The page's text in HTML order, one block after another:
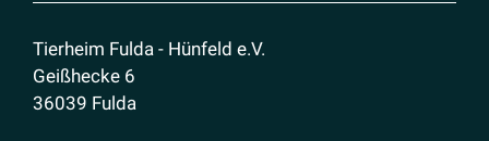
Tierheim Fulda - Hünfeld e.V.
Geißhecke 6
36039 Fulda